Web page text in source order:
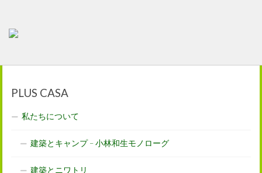
PLUS CASA
私たちについて
建築とキャンプ – 小林和生モノローグ
建築とニワトリ